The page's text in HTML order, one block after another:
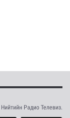
Радио Телевиз.